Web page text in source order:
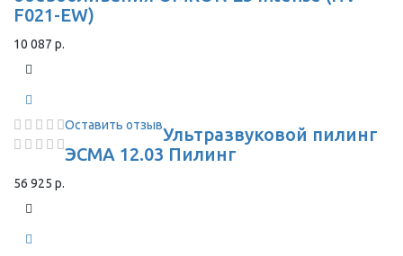
F021-EW)
10 087 р.
Оставить отзывУльтразвуковой пилинг
ЭСМА 12.03 Пилинг
56 925 р.